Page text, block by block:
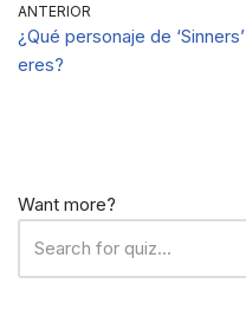
ANTERIOR
¿Qué personaje de ‘Sinners’
eres?
Want more?